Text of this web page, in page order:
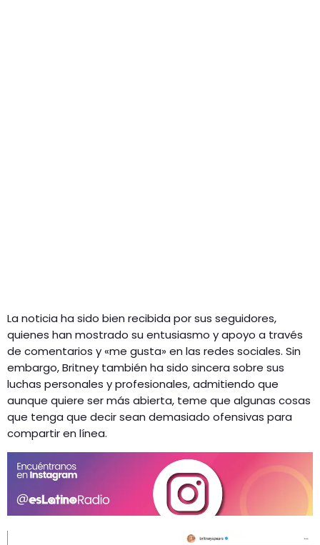
La noticia ha sido bien recibida por sus seguidores,
quienes han mostrado su entusiasmo y apoyo a través
de comentarios y «me gusta» en las redes sociales. Sin
embargo, Britney también ha sido sincera sobre sus
luchas personales y profesionales, admitiendo que
aunque quiere ser más abierta, teme que algunas cosas
que tenga que decir sean demasiado ofensivas para
compartir en línea.